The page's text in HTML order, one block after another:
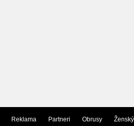
Reklama Partneri Obrusy